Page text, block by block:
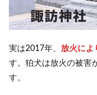
実は2017年、 放火によ
す。狛犬は放火の被害
す。